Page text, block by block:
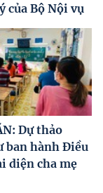
của Bộ Nội vụ
Dự thảo
ban hành Điều
diện cha mẹ